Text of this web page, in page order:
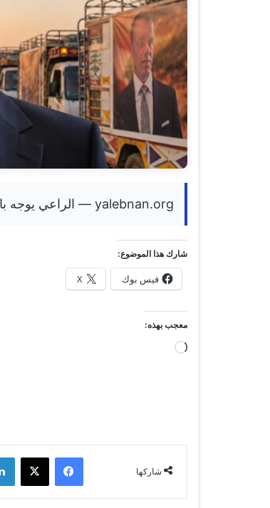
yalebnan.org — الراعي يوجه بالبدء الفوري بدعم أهالي 7 أطنان غذائية كمرحلة أولى
شارك هذا الموضوع:
فيس بوك X
معجب بهذه:
ج
ت
ح
شاركها
فيسبوك ‫X